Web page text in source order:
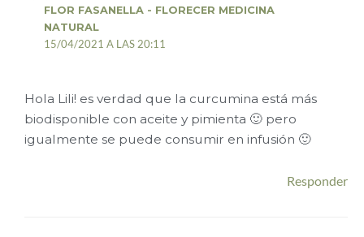
FLOR FASANELLA - FLORECER MEDICINA
NATURAL
15/04/2021 A LAS 20:11
Hola Lili! es verdad que la curcumina está más
biodisponible con aceite y pimienta 🙂 pero
igualmente se puede consumir en infusión 🙂
Responder